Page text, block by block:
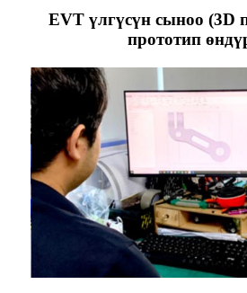
EVT үлгүсүн сыноо (3D
прототип